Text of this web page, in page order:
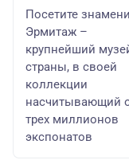
Посетите
Эрмитаж –
крупнейший
страны, в своей
коллекции
насчитывающий
трех миллионов
экспонатов